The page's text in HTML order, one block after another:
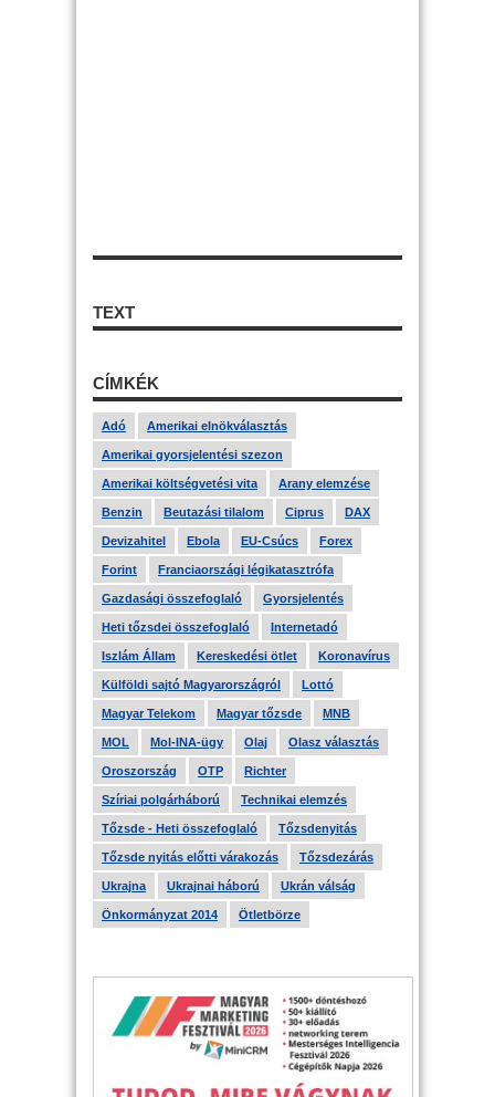
TEXT
CÍMKÉK
Adó Amerikai elnökválasztás
Amerikai gyorsjelentési szezon
Amerikai költségvetési vita Arany elemzése
Benzin Beutazási tilalom Ciprus DAX
Devizahitel Ebola EU-Csúcs Forex
Forint Franciaországi légikatasztrófa
Gazdasági összefoglaló Gyorsjelentés
Heti tőzsdei összefoglaló Internetadó
Iszlám Állam Kereskedési ötlet Koronavírus
Külföldi sajtó Magyarországról Lottó
Magyar Telekom Magyar tőzsde MNB
MOL Mol-INA-ügy Olaj Olasz választás
Oroszország OTP Richter
Szíriai polgárháború Technikai elemzés
Tőzsde - Heti összefoglaló Tőzsdenyitás
Tőzsde nyitás előtti várakozás Tőzsdezárás
Ukrajna Ukrajnai háború Ukrán válság
Önkormányzat 2014 Ötletbörze